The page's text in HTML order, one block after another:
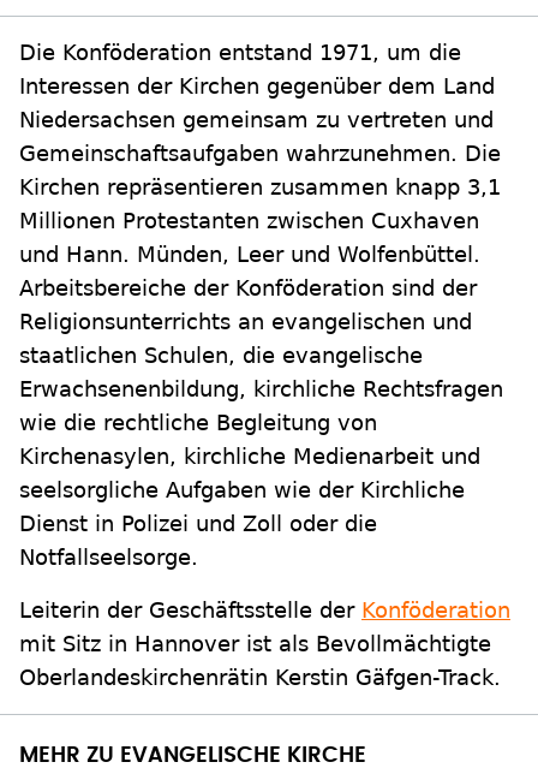
Die Konföderation entstand 1971, um die
Interessen der Kirchen gegenüber dem Land
Niedersachsen gemeinsam zu vertreten und
Gemeinschaftsaufgaben wahrzunehmen. Die
Kirchen repräsentieren zusammen knapp 3,1
Millionen Protestanten zwischen Cuxhaven
und Hann. Münden, Leer und Wolfenbüttel.
Arbeitsbereiche der Konföderation sind der
Religionsunterrichts an evangelischen und
staatlichen Schulen, die evangelische
Erwachsenenbildung, kirchliche Rechtsfragen
wie die rechtliche Begleitung von
Kirchenasylen, kirchliche Medienarbeit und
seelsorgliche Aufgaben wie der Kirchliche
Dienst in Polizei und Zoll oder die
Notfallseelsorge.
Leiterin der Geschäftsstelle der Konföderation
mit Sitz in Hannover ist als Bevollmächtigte
Oberlandeskirchenrätin Kerstin Gäfgen-Track.
MEHR ZU EVANGELISCHE KIRCHE